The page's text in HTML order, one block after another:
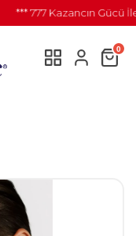
*** 777 Kazancın Gücü İle
0